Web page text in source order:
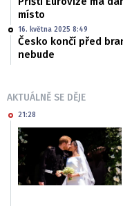
místo
16. května 2025 8:49
Česko končí před
nebude
AKTUÁLNĚ SE DĚJE
21:28